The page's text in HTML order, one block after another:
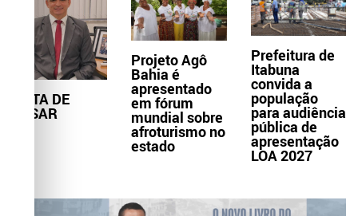
NOTA DE
PESAR
Projeto Agô
Bahia é
apresentado
em fórum
mundial sobre
afroturismo no
estado
Prefeitura de
Itabuna
convida a
população
para audiência
pública de
apresentação
LOA 2027